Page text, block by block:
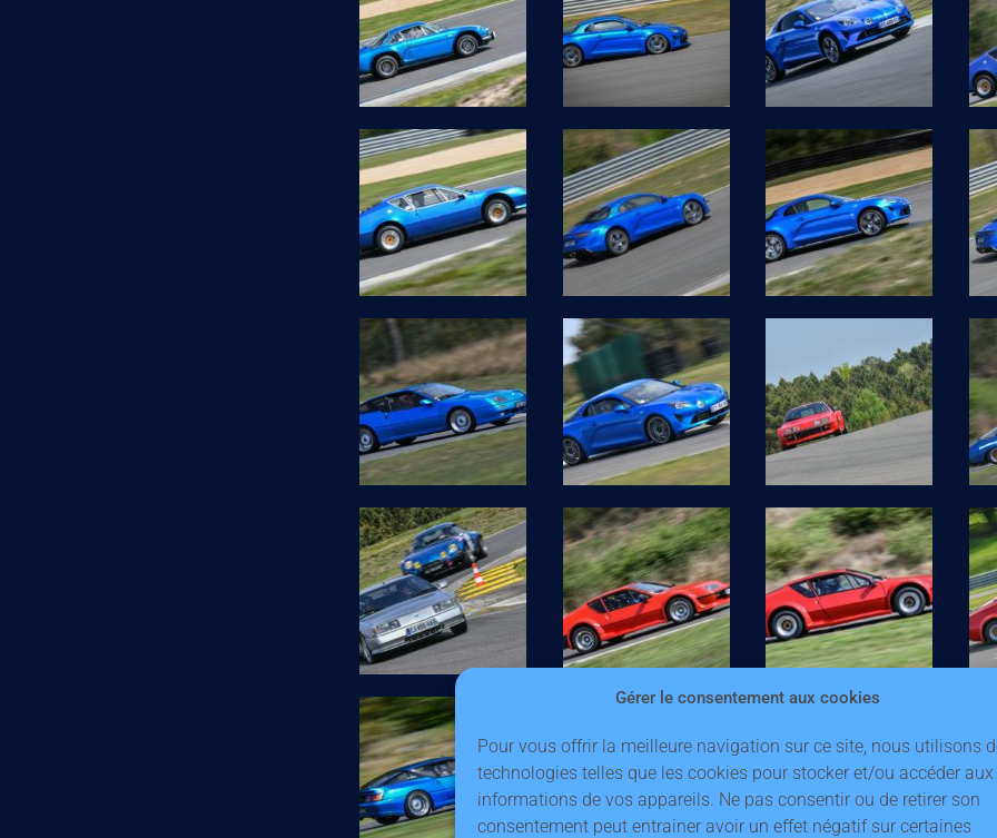
Gérer le consentement aux cookies
Pour vous offrir la meilleure navigation sur ce site, nous utilisons
technologies telles que les cookies pour stocker et/ou accéder aux
informations de vos appareils. Ne pas consentir ou de retirer son
consentement peut entrainer avoir un effet négatif sur certaines